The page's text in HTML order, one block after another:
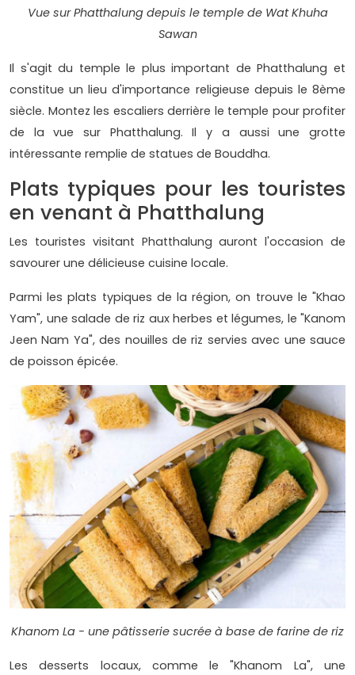
Vue sur Phatthalung depuis le temple de Wat Khuha
Sawan
Il s'agit du temple le plus important de Phatthalung et
constitue un lieu d'importance religieuse depuis le 8ème
siècle. Montez les escaliers derrière le temple pour profiter
de la vue sur Phatthalung. Il y a aussi une grotte
intéressante remplie de statues de Bouddha.
Plats typiques pour les touristes
en venant à Phatthalung
Les touristes visitant Phatthalung auront l'occasion de
savourer une délicieuse cuisine locale.
Parmi les plats typiques de la région, on trouve le "Khao
Yam", une salade de riz aux herbes et légumes, le "Kanom
Jeen Nam Ya", des nouilles de riz servies avec une sauce
de poisson épicée.
Khanom La - une pâtisserie sucrée à base de farine de riz
Les desserts locaux, comme le "Khanom La", une